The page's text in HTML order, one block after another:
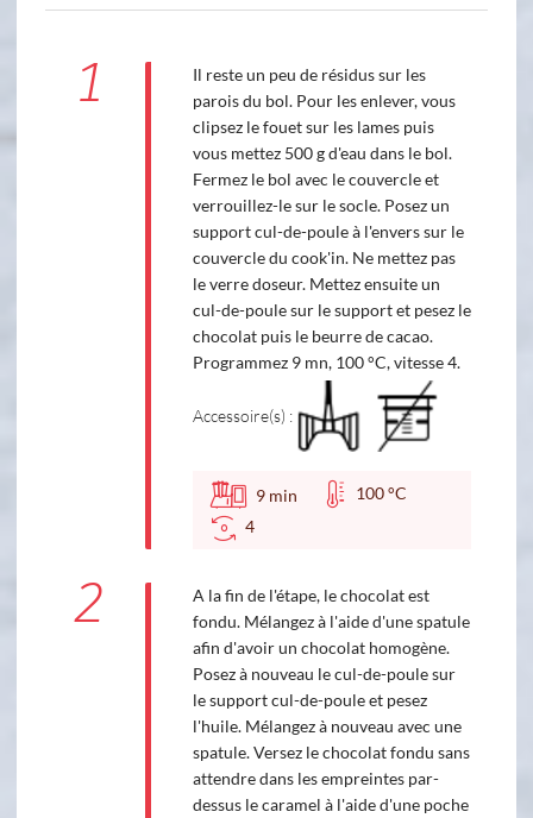
1
Il reste un peu de résidus sur les
parois du bol. Pour les enlever, vous
clipsez le fouet sur les lames puis
vous mettez 500 g d'eau dans le bol.
Fermez le bol avec le couvercle et
verrouillez-le sur le socle. Posez un
support cul-de-poule à l'envers sur le
couvercle du cook'in. Ne mettez pas
le verre doseur. Mettez ensuite un
cul-de-poule sur le support et pesez le
chocolat puis le beurre de cacao.
Programmez 9 mn, 100 °C, vitesse 4.
Accessoire(s) :
9 min
100 °C
4
2
A la fin de l'étape, le chocolat est
fondu. Mélangez à l'aide d'une spatule
afin d'avoir un chocolat homogène.
Posez à nouveau le cul-de-poule sur
le support cul-de-poule et pesez
l'huile. Mélangez à nouveau avec une
spatule. Versez le chocolat fondu sans
attendre dans les empreintes par-
dessus le caramel à l'aide d'une poche